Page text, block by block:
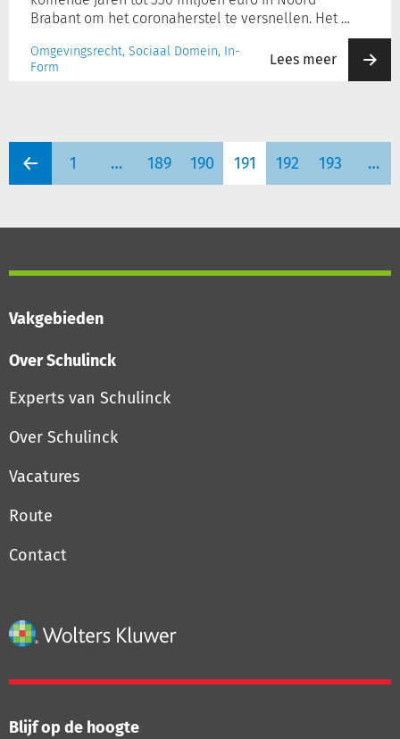
Brabant om het coronaherstel te versnellen. Het …
Omgevingsrecht, Sociaal Domein, In-
Form
Lees meer
1 … 189 190 191 192 193 …
Vakgebieden
Over Schulinck
Experts van Schulinck
Over Schulinck
Vacatures
Route
Contact
Blijf op de hoogte